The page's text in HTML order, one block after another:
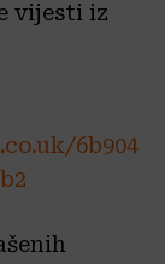
vijesti iz
6b904